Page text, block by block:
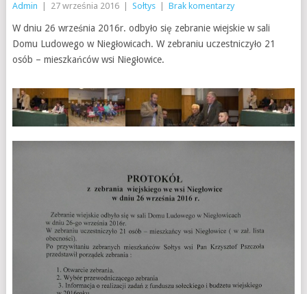
Admin 27 września 2016 Sołtys Brak komentarzy
W dniu 26 września 2016r. odbyło się zebranie wiejskie w sali
Domu Ludowego w Niegłowicach. W zebraniu uczestniczyło 21
osób – mieszkańców wsi Niegłowice.